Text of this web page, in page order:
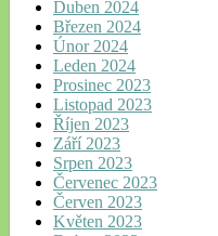
Duben 2024
Březen 2024
Únor 2024
Leden 2024
Prosinec 2023
Listopad 2023
Říjen 2023
Září 2023
Srpen 2023
Červenec 2023
Červen 2023
Květen 2023